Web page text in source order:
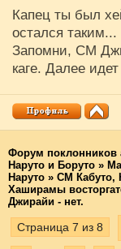
Капец ты был
остался таким...
Запомни, СМ
каге. Далее
Форум поклонников
Наруто и Боруто »
Наруто » СМ Кабуто,
Хаширамы
Джирайи - нет.
Страница 7 из 8